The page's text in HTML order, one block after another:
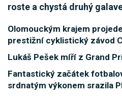
roste a chystá druhý
Olomouckým krajem
prestižní cyklistický závod
Lukáš Pešek míří z Grand
Fantastický začátek
srdnatým výkonem srazila